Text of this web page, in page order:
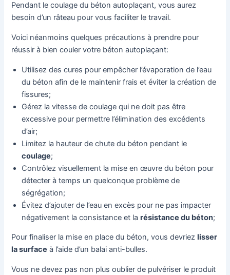
Pendant le coulage du béton autoplaçant, vous aurez
besoin d’un râteau pour vous faciliter le travail.
Voici néanmoins quelques précautions à prendre pour
réussir à bien couler votre béton autoplaçant:
Utilisez des cures pour empêcher l’évaporation de l’eau
du béton afin de le maintenir frais et éviter la création de
fissures;
Gérez la vitesse de coulage qui ne doit pas être
excessive pour permettre l’élimination des excédents
d’air;
Limitez la hauteur de chute du béton pendant le
coulage;
Contrôlez visuellement la mise en œuvre du béton pour
détecter à temps un quelconque problème de
ségrégation;
Évitez d’ajouter de l’eau en excès pour ne pas impacter
négativement la consistance et larésistance du béton;
Pour finaliser la mise en place du béton, vous devriezlisser
la surface à l’aide d’un balai anti-bulles.
Vous ne devez pas non plus oublier de pulvériser le produit